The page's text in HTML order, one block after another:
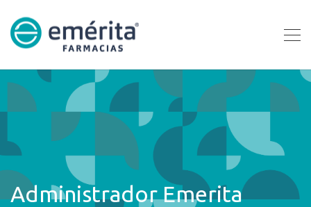
Administrador Emerita